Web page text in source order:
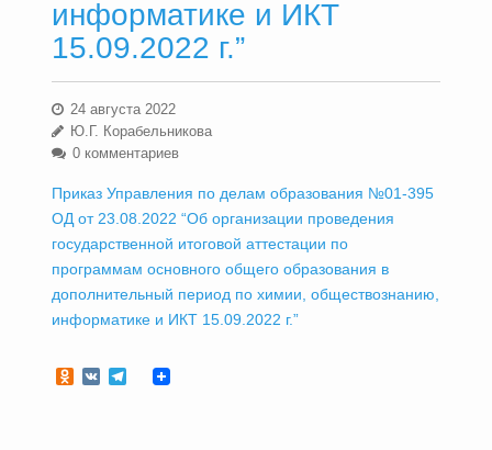
информатике и ИКТ
15.09.2022 г.”
24 августа 2022
Ю.Г. Корабельникова
0 комментариев
Приказ Управления по делам образования №01-395
ОД от 23.08.2022 “Об организации проведения
государственной итоговой аттестации по
программам основного общего образования в
дополнительный период по химии, обществознанию,
информатике и ИКТ 15.09.2022 г.”
Odnoklassniki
VKTelegram